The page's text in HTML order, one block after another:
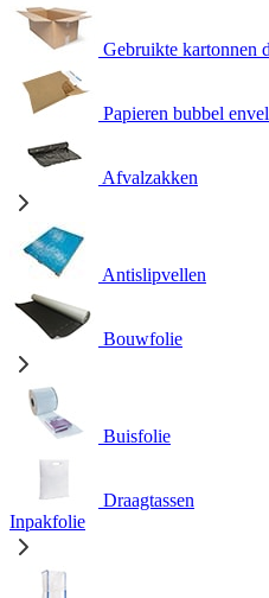
Gebruikte kartonnen
Papieren bubbel
Afvalzakken
Antislipvellen
Bouwfolie
Buisfolie
Draagtassen
Inpakfolie